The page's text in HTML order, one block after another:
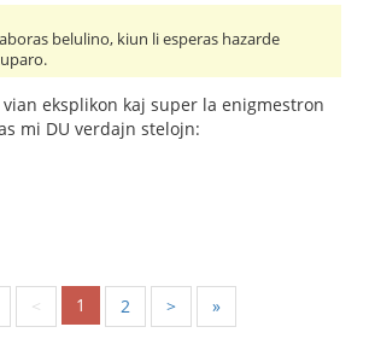
belulino, kiun li esperas hazarde
eksplikon kaj super la enigmestron
mi DU verdajn stelojn:
< 1 2 > »